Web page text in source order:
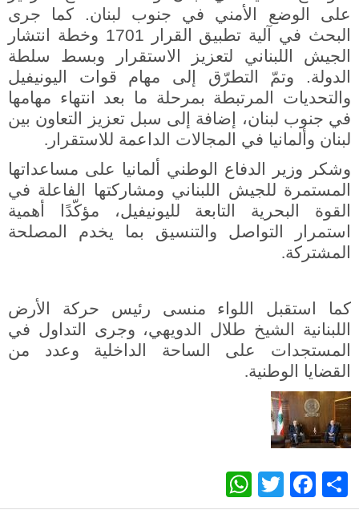
على الوضع الأمني في جنوب لبنان. كما جرى
البحث في آلية تطبيق القرار 1701 وخطة انتشار
الجيش اللبناني لتعزيز الاستقرار وبسط سلطة
الدولة. وتمّ التطرّق إلى مهام قوات اليونيفيل
والتحديات المرتبطة بمرحلة ما بعد انتهاء مهامها
في جنوب لبنان، إضافة إلى سبل تعزيز التعاون بين
لبنان وألمانيا في المجالات الداعمة للاستقرار .
وشكر وزير الدفاع الوطني ألمانيا على مساعداتها
المستمرة للجيش اللبناني ومشاركتها الفاعلة في
القوة البحرية التابعة لليونيفيل، مؤكّدًا أهمية
استمرار التواصل والتنسيق بما يخدم المصلحة
المشتركة.
كما استقبل اللواء منسى رئيس حركة الأرض
اللبنانية الشيخ طلال الدويهي، وجرى التداول في
المستجدات على الساحة الداخلية وعدد من
القضايا الوطنية.
Share
Facebook
Twitter